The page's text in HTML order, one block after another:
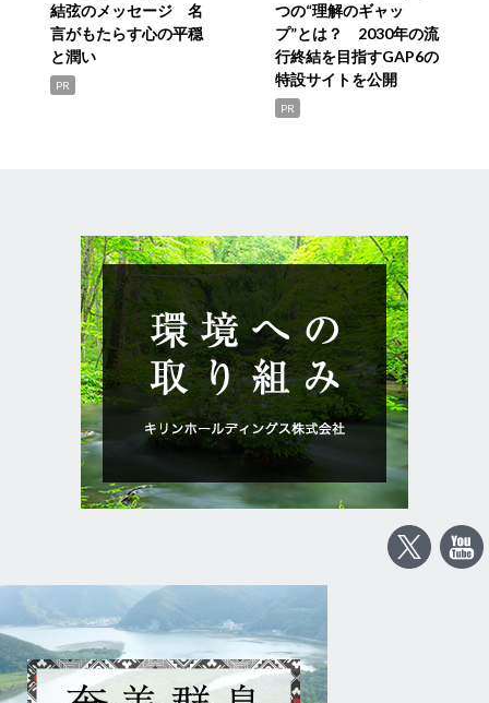
結弦のメッセージ 名
言がもたらす心の平穏
と潤い
PR
つの“理解のギャッ
プ”とは？ 2030年の流
行終結を目指すGAP6の
特設サイトを公開
PR